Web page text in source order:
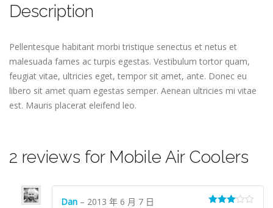
Description
Pellentesque habitant morbi tristique senectus et netus et
malesuada fames ac turpis egestas. Vestibulum tortor quam,
feugiat vitae, ultricies eget, tempor sit amet, ante. Donec eu
libero sit amet quam egestas semper. Aenean ultricies mi vitae
est. Mauris placerat eleifend leo.
2 reviews for Mobile Air Coolers
Dan – 2013 年 6 月 7 日